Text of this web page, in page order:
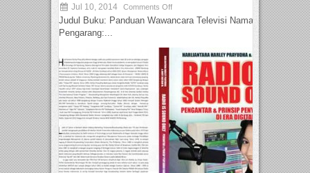
Jul 10, 2014 Comments Off
Judul Buku: Panduan Wawancara Televisi Nama
Pengarang:...